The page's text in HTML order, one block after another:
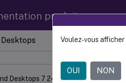
produit
Desktops 7 2402
Ce contenu a
Citrix
Voulez-vous
OUI NON